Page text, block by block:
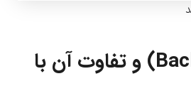
) و تفاوت آن با